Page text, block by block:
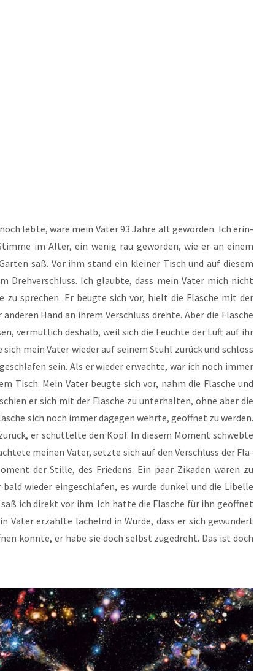
noch leb­te, wäre mein Vater 93 Jah­re alt gewor­den. Ich erin­
im Alter, ein wenig rau gewor­den, wie er an einem
saß. Vor ihm stand ein klei­ner Tisch und auf die­sem
Dreh­ver­schluss. Ich glaub­te, dass mein Vater mich nicht
zu spre­chen. Er beug­te sich vor, hielt die Fla­sche mit der
Hand an ihrem Ver­schluss dreh­te. Aber die Fla­sche
ver­mut­lich des­halb, weil sich die Feuch­te der Luft auf ihr
mein Vater wie­der auf sei­nem Stuhl zurück und schloss
sein. Als er wie­der erwach­te, war ich noch immer
Tisch. Mein Vater beug­te sich vor, nahm die Fla­sche und
er sich mit der Fla­sche zu unter­hal­ten, ohne aber die
sich noch immer dage­gen wehr­te, geöff­net zu wer­den.
er schüt­tel­te den Kopf. In die­sem Moment schweb­te
mei­nen Vater, setz­te sich auf den Ver­schluss der Fla­
der Stil­le, des Frie­dens. Ein paar Zika­den waren zu
wie­der ein­ge­schla­fen, es wur­de dun­kel und die Libel­le
ich direkt vor ihm. Ich hat­te die Fla­sche für ihn geöff­net
Vater erzähl­te lächelnd in Wür­de, dass er sich gewun­dert
konn­te, er habe sie doch selbst zuge­dreht. Das ist doch